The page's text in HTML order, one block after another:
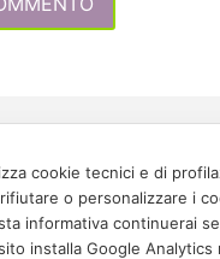
mette al centro (core) del proprio
cookie tecnici e di
o personalizzare i
informativa continuerai
installa Google